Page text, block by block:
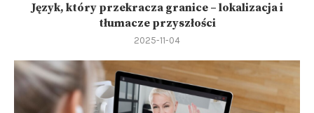
Język, który przekracza granice – lokalizacja i
tłumacze przyszłości
2025-11-04